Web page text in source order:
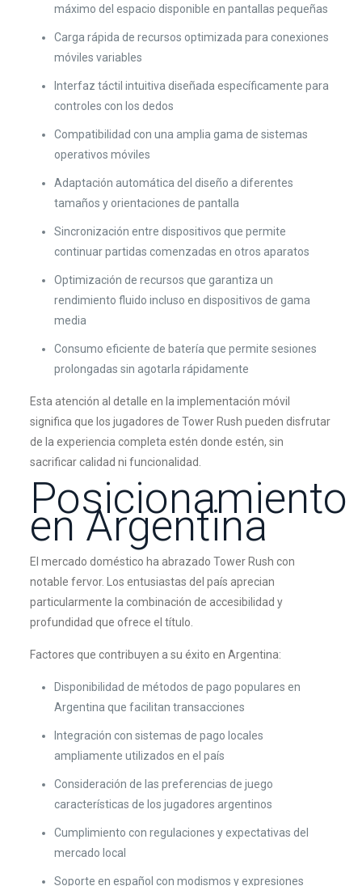
máximo del espacio disponible en pantallas pequeñas
Carga rápida de recursos optimizada para conexiones
móviles variables
Interfaz táctil intuitiva diseñada específicamente para
controles con los dedos
Compatibilidad con una amplia gama de sistemas
operativos móviles
Adaptación automática del diseño a diferentes
tamaños y orientaciones de pantalla
Sincronización entre dispositivos que permite
continuar partidas comenzadas en otros aparatos
Optimización de recursos que garantiza un
rendimiento fluido incluso en dispositivos de gama
media
Consumo eficiente de batería que permite sesiones
prolongadas sin agotarla rápidamente
Esta atención al detalle en la implementación móvil
significa que los jugadores de Tower Rush pueden disfrutar
de la experiencia completa estén donde estén, sin
sacrificar calidad ni funcionalidad.
Posicionamiento
en Argentina
El mercado doméstico ha abrazado Tower Rush con
notable fervor. Los entusiastas del país aprecian
particularmente la combinación de accesibilidad y
profundidad que ofrece el título.
Factores que contribuyen a su éxito en Argentina:
Disponibilidad de métodos de pago populares en
Argentina que facilitan transacciones
Integración con sistemas de pago locales
ampliamente utilizados en el país
Consideración de las preferencias de juego
características de los jugadores argentinos
Cumplimiento con regulaciones y expectativas del
mercado local
Soporte en español con modismos y expresiones